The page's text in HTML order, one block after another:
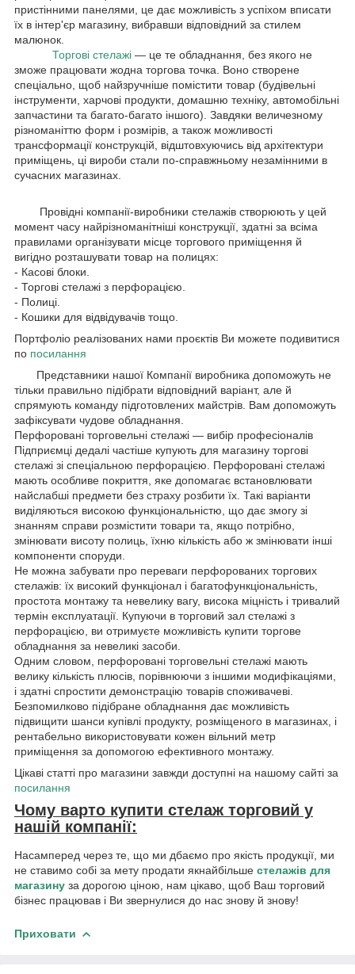
пристінними панелями, це дає можливість з успіхом вписати
їх в інтер'єр магазину, вибравши відповідний за стилем
малюнок.
Торгові стелажі — це те обладнання, без якого не
зможе працювати жодна торгова точка. Воно створене
спеціально, щоб найзручніше помістити товар (будівельні
інструменти, харчові продукти, домашню техніку, автомобільні
запчастини та багато-багато іншого). Завдяки величезному
різноманіттю форм і розмірів, а також можливості
трансформації конструкцій, відштовхуючись від архітектури
приміщень, ці вироби стали по-справжньому незамінними в
сучасних магазинах.
Провідні компанії-виробники стелажів створюють у цей
момент часу найрізноманітніші конструкції, здатні за всіма
правилами організувати місце торгового приміщення й
вигідно розташувати товар на полицях:
- Касові блоки.
- Торгові стелажі з перфорацією.
- Полиці.
- Кошики для відвідувачів тощо.
Портфоліо реалізованих нами проєктів Ви можете подивитися
по посилання
Представники нашої Компанії виробника допоможуть не
тільки правильно підібрати відповідний варіант, але й
спрямують команду підготовлених майстрів. Вам допоможуть
зафіксувати чудове обладнання.
Перфоровані торговельні стелажі — вибір професіоналів
Підприємці дедалі частіше купують для магазину торгові
стелажі зі спеціальною перфорацією. Перфоровані стелажі
мають особливе покриття, яке допомагає встановлювати
найслабші предмети без страху розбити їх. Такі варіанти
виділяються високою функціональністю, що дає змогу зі
знанням справи розмістити товари та, якщо потрібно,
змінювати висоту полиць, їхню кількість або ж змінювати інші
компоненти споруди.
Не можна забувати про переваги перфорованих торгових
стелажів: їх високий функціонал і багатофункціональність,
простота монтажу та невелику вагу, висока міцність і тривалий
термін експлуатації. Купуючи в торговий зал стелажі з
перфорацією, ви отримуєте можливість купити торгове
обладнання за невеликі засоби.
Одним словом, перфоровані торговельні стелажі мають
велику кількість плюсів, порівнюючи з іншими модифікаціями,
і здатні спростити демонстрацію товарів споживачеві.
Безпомилково підібране обладнання дає можливість
підвищити шанси купівлі продукту, розміщеного в магазинах, і
рентабельно використовувати кожен вільний метр
приміщення за допомогою ефективного монтажу.
Цікаві статті про магазини завжди доступні на нашому сайті за
посилання
Чому варто купити стелаж торговий у
нашій компанії:
Насамперед через те, що ми дбаємо про якість продукції, ми
не ставимо собі за мету продати якнайбільше стелажів для
магазину за дорогою ціною, нам цікаво, щоб Ваш торговий
бізнес працював і Ви звернулися до нас знову й знову!
Приховати